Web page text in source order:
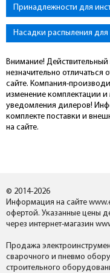
Принадлежности для
Насадки распыления для
Внимание! Действительный
незначительно отличаться
сайте. Компания-
изменение комплектации и
уведомления дилеров!
комплекте поставки и
на сайте.
© 2014-2026
Информация на сайте
офертой. Указанные цены
через интернет-магазин
Продажа
сварочного и пневмо
строительного